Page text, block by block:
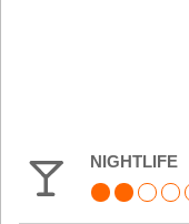
NIGHTLIFE